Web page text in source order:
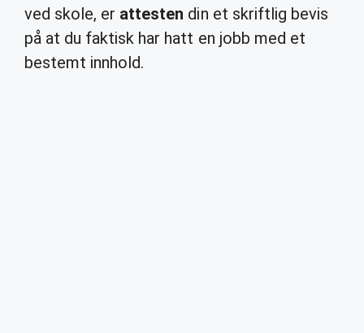
ved skole, er attesten din et skriftlig bevis
på at du faktisk har hatt en jobb med et
bestemt innhold.